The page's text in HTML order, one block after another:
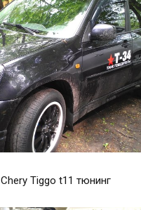
Chery Tiggo t11 тюнинг